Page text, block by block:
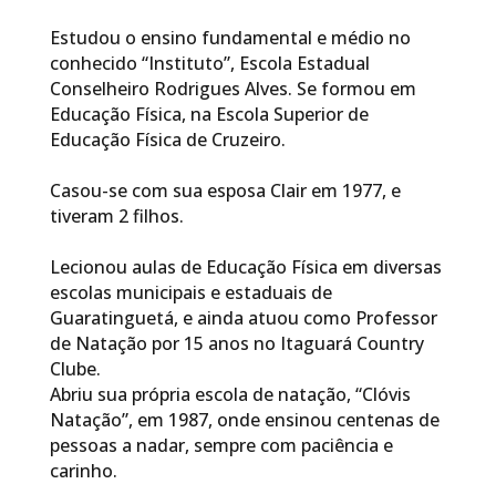
Estudou o ensino fundamental e médio no
conhecido “Instituto”, Escola Estadual
Conselheiro Rodrigues Alves. Se formou em
Educação Física, na Escola Superior de
Educação Física de Cruzeiro.
Casou-se com sua esposa Clair em 1977, e
tiveram 2 filhos.
Lecionou aulas de Educação Física em diversas
escolas municipais e estaduais de
Guaratinguetá, e ainda atuou como Professor
de Natação por 15 anos no Itaguará Country
Clube.
Abriu sua própria escola de natação, “Clóvis
Natação”, em 1987, onde ensinou centenas de
pessoas a nadar, sempre com paciência e
carinho.